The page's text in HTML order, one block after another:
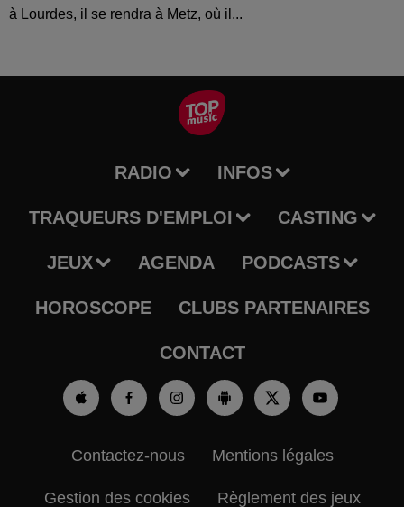
à Lourdes, il se rendra à Metz, où il...
RADIO INFOS
TRAQUEURS D'EMPLOI CASTING
JEUX AGENDA PODCASTS
HOROSCOPE CLUBS PARTENAIRES
CONTACT
Contactez-nous Mentions légales
Gestion des cookies Règlement des jeux